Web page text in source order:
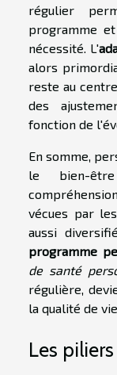
régulier
programme
nécessité. L'
alors
reste au
des
fonction de
En somme,
le bien-
vécues par
aussi
programme
de santé
régulière,
la qualité de
Les